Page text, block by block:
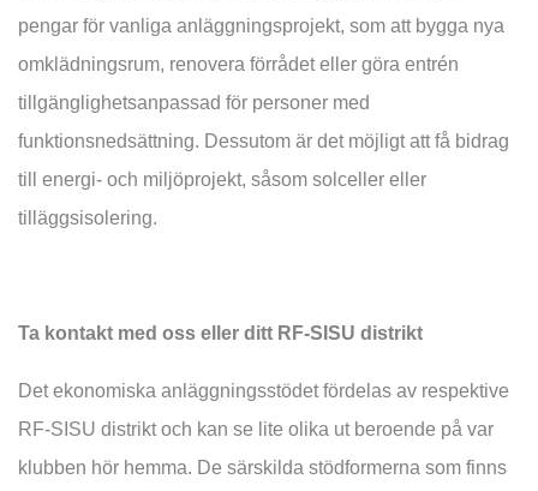
pengar för vanliga anläggningsprojekt, som att bygga nya
omklädningsrum, renovera förrådet eller göra entrén
tillgänglighetsanpassad för personer med
funktionsnedsättning. Dessutom är det möjligt att få bidrag
till energi- och miljöprojekt, såsom solceller eller
tilläggsisolering.
Ta kontakt med oss eller ditt RF-SISU distrikt
Det ekonomiska anläggningsstödet fördelas av respektive
RF-SISU distrikt och kan se lite olika ut beroende på var
klubben hör hemma. De särskilda stödformerna som finns